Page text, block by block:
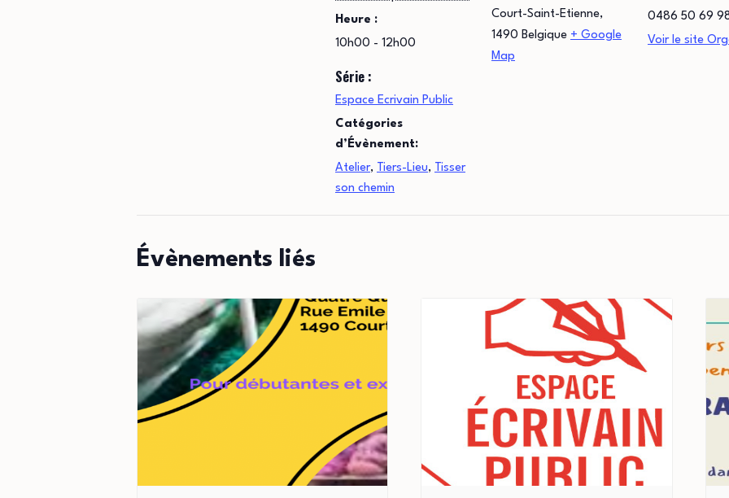
Heure :
10h00 - 12h00
Série :
Espace Ecrivain Public
Catégories
d’Évènement:
Atelier, Tiers-Lieu, Tisser
son chemin
Court-Saint-Etienne,
1490 Belgique + Google
Map
0486 50 69
Voir le site
Évènements liés